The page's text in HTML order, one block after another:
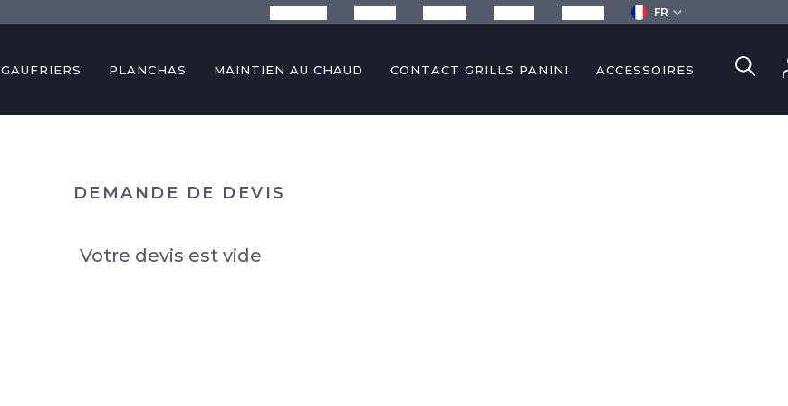
FR
GAUFRIERS PLANCHAS MAINTIEN AU CHAUD CONTACT GRILLS PANINI ACCESSOIRES
DEMANDE DE DEVIS
Votre devis est vide